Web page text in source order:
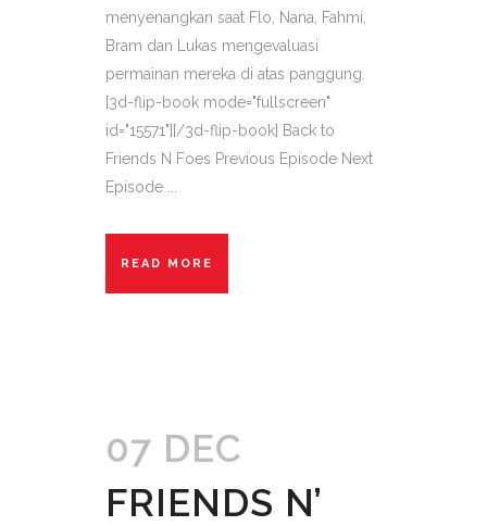
menyenangkan saat Flo, Nana, Fahmi,
Bram dan Lukas mengevaluasi
permainan mereka di atas panggung.
[3d-flip-book mode="fullscreen"
id="15571"][/3d-flip-book] Back to
Friends N Foes Previous Episode Next
Episode ...
READ MORE
07 DEC
FRIENDS N’